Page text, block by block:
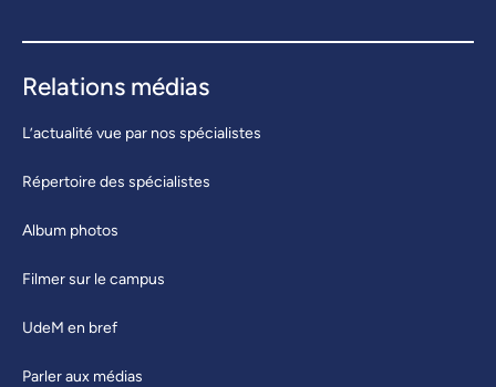
Relations médias
L’actualité vue par nos spécialistes
Répertoire des spécialistes
Album photos
Filmer sur le campus
UdeM en bref
Parler aux médias